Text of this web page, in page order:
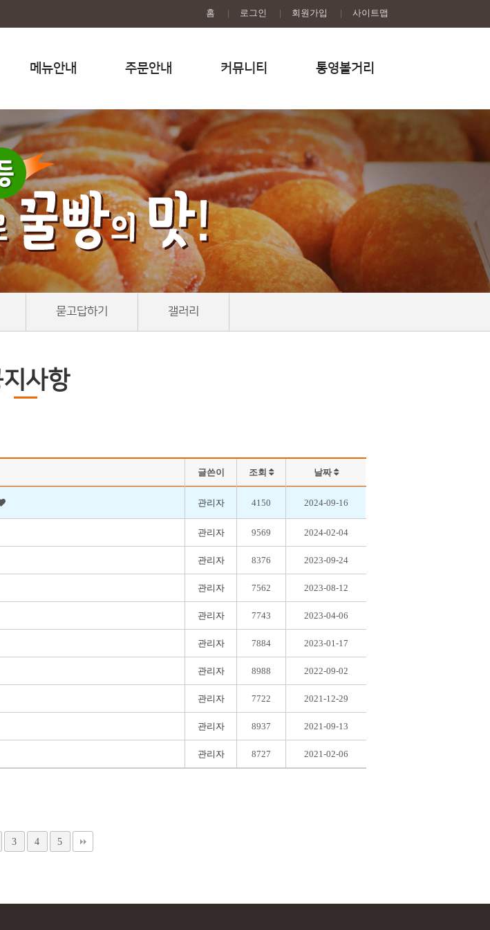
홈 | 로그인 | 회원가입 | 사이트맵
메뉴안내 주문안내 커뮤니티 통영볼거리
묻고답하기 갤러리
사항
글쓴이 조회 날짜
관리자 4150 2024-09-16
관리자 9569 2024-02-04
관리자 8376 2023-09-24
관리자 7562 2023-08-12
관리자 7743 2023-04-06
관리자 7884 2023-01-17
관리자 8988 2022-09-02
관리자 7722 2021-12-29
관리자 8937 2021-09-13
관리자 8727 2021-02-06
3 4 5